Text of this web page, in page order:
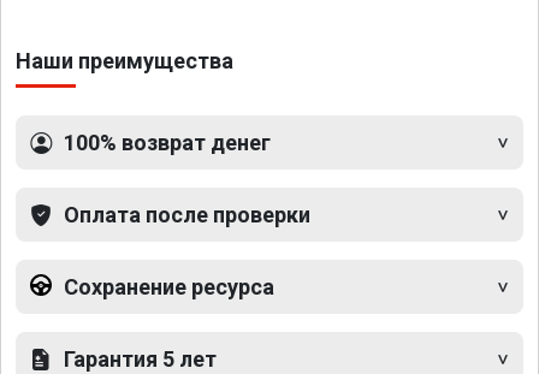
Наши преимущества
100% возврат денег
Оплата после проверки
Сохранение ресурса
Гарантия 5 лет